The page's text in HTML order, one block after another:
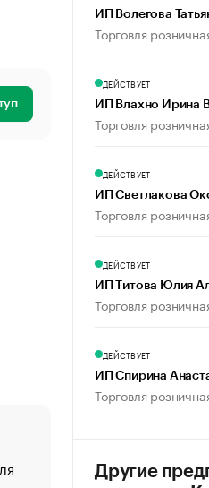
«От спорта тело
ИП Волегова
Торговля
ДЕЙСТВУЕТ
ИП Влахно Ирина
Торговля
ДЕЙСТВУЕТ
ИП Светлакова
Торговля
ДЕЙСТВУЕТ
ИП Титова Юлия
Торговля
ДЕЙСТВУЕТ
ИП Спирина
Торговля
Другие